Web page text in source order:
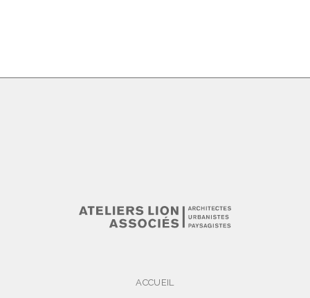
ACCUEIL